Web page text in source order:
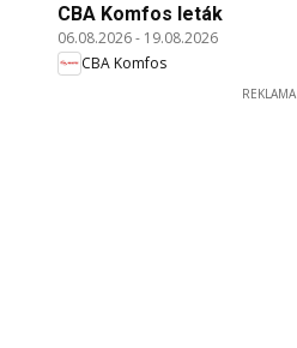
CBA Komfos leták
06.08.2026- 19.08.2026
CBA Komfos
REKLAMA